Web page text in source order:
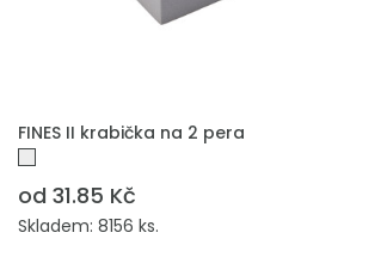
PŘIDAT DO POPTÁVKY
FINES II krabička na 2 pera
od 31.85 Kč
Skladem: 8156 ks.